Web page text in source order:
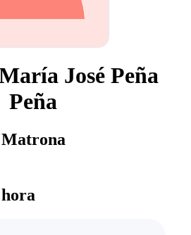
José Peña
Peña
Matrona